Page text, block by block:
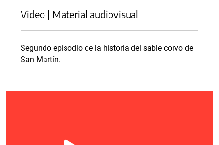
Video | Material audiovisual
Segundo episodio de la historia del sable corvo de
San Martín.